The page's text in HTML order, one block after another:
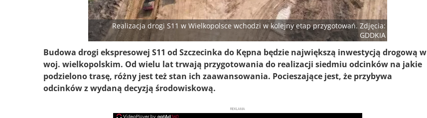
Realizacja drogi S11 w Wielkopolsce wchodzi w kolejny etap przygotowań. Zdjęcia:
GDDKIA
Budowa drogi ekspresowej S11 od Szczecinka do Kępna będzie największą inwestycją drogową w
woj. wielkopolskim. Od wielu lat trwają przygotowania do realizacji siedmiu odcinków na jakie
podzielono trasę, różny jest też stan ich zaawansowania. Pocieszające jest, że przybywa
odcinków z wydaną decyzją środowiskową.
REKLAMA